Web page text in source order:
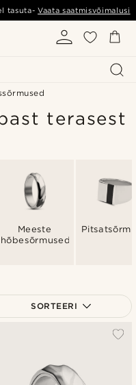
tasuta-Vaata saatmisvõimalusi
terasest
Meeste
hõbesõrmused
SORTEERI
hind